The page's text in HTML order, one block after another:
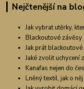
Nejčtenější na
Jak vybrat utěrky,
Blackoutové závěsy
Jak prát
Jaké zvolit uchycení
Kanafas nejen do
Lněný textil, jak o